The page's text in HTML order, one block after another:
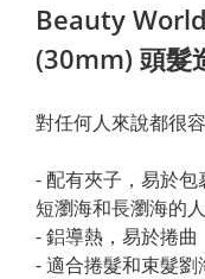
Beauty
(30mm) 頭髮
對任何人來說都很
- 配有夾子，易於包
短瀏海和長瀏海的
- 鋁導熱，易於捲曲
- 適合捲髮和束髮劉